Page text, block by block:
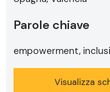
Parole chiave
empowerment,
Visualizza